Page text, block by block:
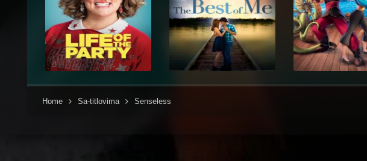
Home Sa-titlovima Senseless